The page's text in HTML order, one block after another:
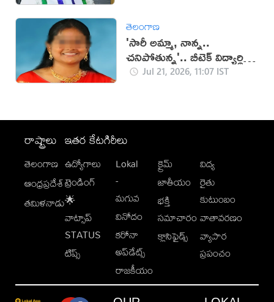
తెలంగాణ
'సారీ అమ్మా, నాన్న..
చనిపోతున్న'.. బీటెక్ విద్యార్థిని
ఆత్మహత్య
Jul 21, 2026, 11:07 IST
రాష్ట్రాలు
తెలంగాణ
ఆంధ్రప్రదేశ్
తమిళనాడు
ఇతర కేటగిరీలు
ఉద్యోగాలు
ట్రెండింగ్
🌟
వాట్సాప్
STATUS
టిప్స్
Lokal
-
మగువ
వినోదం
కరోనా
అప్‌డేట్స్
రాజకీయం
క్రైమ్
జాతీయం
భక్తి
సమాచారం
క్లాసిఫైడ్స్
విద్య
రైతు
కుటుంబం
వాతావరణం
వ్యాపార
ప్రపంచం